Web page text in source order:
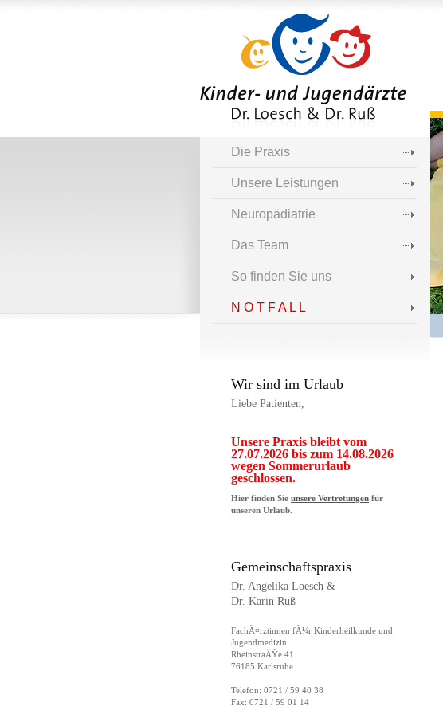
Die Praxis
Unsere Leistungen
Neuropädiatrie
Das Team
So finden Sie uns
N O T F A L L
Wir sind im Urlaub
Liebe Patienten,
Unsere Praxis bleibt vom
27.07.2026 bis zum 14.08.2026
wegen Sommerurlaub
geschlossen.
Hier finden Sie unsere Vertretungen für
unseren Urlaub.
Gemeinschaftspraxis
Dr. Angelika Loesch &
Dr. Karin Ruß
FachÃ¤rztinnen fÃ¼r Kinderheilkunde und
Jugendmedizin
RheinstraÃŸe 41
76185 Karlsruhe
Telefon: 0721 / 59 40 38
Fax: 0721 / 59 01 14